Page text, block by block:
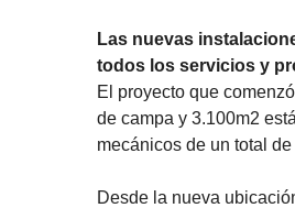
Las nuevas
todos los servicios y
El proyecto que
de campa y 3.100m2
mecánicos de un total
Desde la nueva